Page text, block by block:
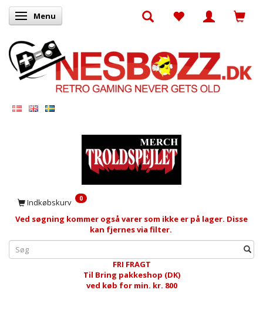
Skifte navigation
Menu
Indkøbskurv 0
Ved søgning kommer også varer som ikke er på lager. Disse
kan fjernes via filter.
FRI FRAGT
Til Bring pakkeshop (DK)
ved køb for min. kr. 800